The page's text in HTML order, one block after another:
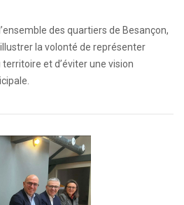
des quartiers de Besançon,
la volonté de représenter
et d’éviter une vision